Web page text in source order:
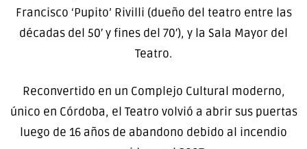
Francisco ‘Pupito’ Rivilli (dueño del teatro entre las
décadas del 50′ y fines del 70′), y la Sala Mayor del
Teatro.
Reconvertido en un Complejo Cultural moderno,
único en Córdoba, el Teatro volvió a abrir sus puertas
luego de 16 años de abandono debido al incendio